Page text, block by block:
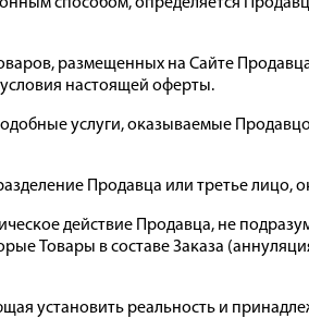
размещенных на Сайте
настоящей оферты.
услуги, оказываемые
Продавца или третье
действие Продавца, не
Товары в составе Заказа
установить реальность и